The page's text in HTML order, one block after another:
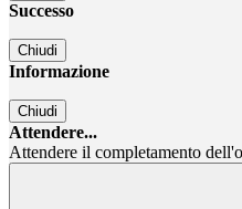
Successo
Chiudi
Informazione
Chiudi
Attendere...
Attendere il completamento